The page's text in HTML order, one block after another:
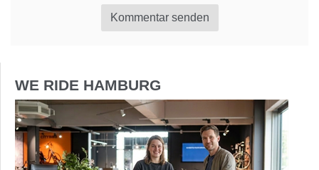
Kommentar senden
WE RIDE HAMBURG